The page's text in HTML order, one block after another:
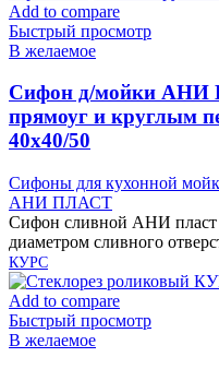
Add to compare
Быстрый просмотр
В желаемое
Cифон д/мойки АНИ
прямоуг и круглым
40х40/50
Сифоны для кухонной
АНИ ПЛАСТ
Сифон сливной АНИ пласт
диаметром сливного
КУРС
Add to compare
Быстрый просмотр
В желаемое